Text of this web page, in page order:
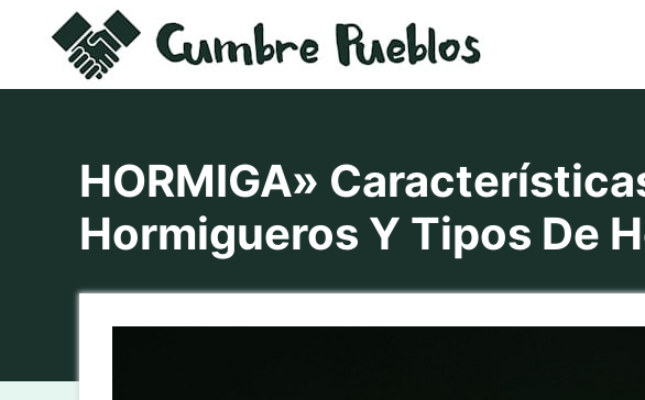
contenido
HORMIGA»
Hormigueros Y Tipos De